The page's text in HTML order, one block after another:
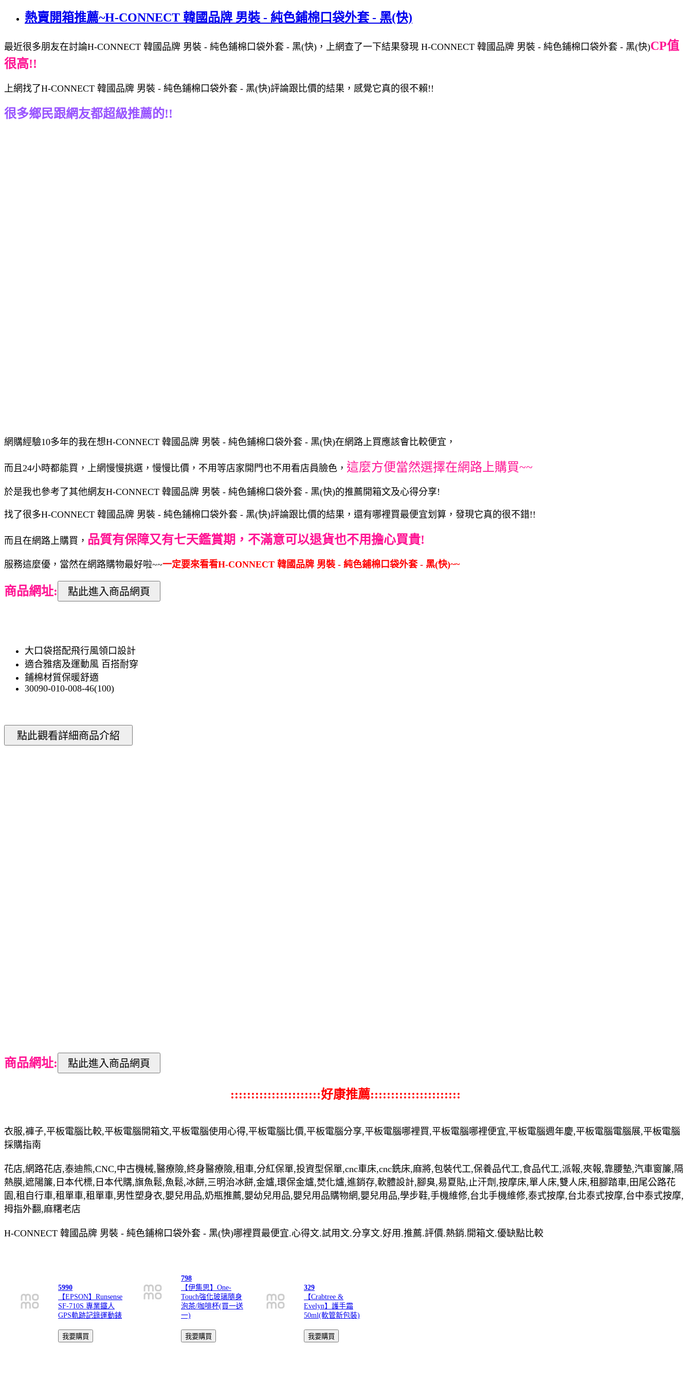
熱賣開箱推薦~H-CONNECT 韓國品牌 男裝 - 純色鋪棉口袋外套 - 黑(快)
最近很多朋友在討論H-CONNECT 韓國品牌 男裝 - 純色鋪棉口袋外套 - 黑(快)，上網查了一下結果發現 H-CONNECT 韓國品牌 男裝 - 純色鋪棉口袋外套 - 黑(快)CP值
很高!!
上網找了H-CONNECT 韓國品牌 男裝 - 純色鋪棉口袋外套 - 黑(快)評論跟比價的結果，感覺它真的很不賴!!
很多鄉民跟網友都超級推薦的!!
網購經驗10多年的我在想H-CONNECT 韓國品牌 男裝 - 純色鋪棉口袋外套 - 黑(快)在網路上買應該會比較便宜，
而且24小時都能買，上網慢慢挑選，慢慢比價，不用等店家開門也不用看店員臉色， 這麼方便當然選擇在網路上購買~~
於是我也參考了其他網友H-CONNECT 韓國品牌 男裝 - 純色鋪棉口袋外套 - 黑(快)的推薦開箱文及心得分享!
找了很多H-CONNECT 韓國品牌 男裝 - 純色鋪棉口袋外套 - 黑(快)評論跟比價的結果，還有哪裡買最便宜划算，發現它真的很不錯!!
而且在網路上購買， 品質有保障又有七天鑑賞期，不滿意可以退貨也不用擔心買貴!
服務這麼優，當然在網路購物最好啦~~一定要來看看H-CONNECT 韓國品牌 男裝 - 純色鋪棉口袋外套 - 黑(快)~~
商品網址:
大口袋搭配飛行風領口設計
適合雅痞及運動風 百搭耐穿
鋪棉材質保暖舒適
30090-010-008-46(100)
商品網址:
::::::::::::::::::::::好康推薦::::::::::::::::::::::
衣服,褲子,平板電腦比較,平板電腦開箱文,平板電腦使用心得,平板電腦比價,平板電腦分享,平板電腦哪裡買,平板電腦哪裡便宜,平板電腦週年慶,平板電腦電腦展,平板電腦
採購指南
花店,網路花店,泰迪熊,CNC,中古機械,醫療險,終身醫療險,租車,分紅保單,投資型保單,cnc車床,cnc銑床,麻將,包裝代工,保養品代工,食品代工,派報,夾報,靠腰墊,汽車窗簾,隔
熱膜,遮陽簾,日本代標,日本代購,旗魚鬆,魚鬆,冰餅,三明治冰餅,金爐,環保金爐,焚化爐,進銷存,軟體設計,腳臭,易夏貼,止汗劑,按摩床,單人床,雙人床,租腳踏車,田尾公路花
園,租自行車,租單車,租單車,男性塑身衣,嬰兒用品,奶瓶推薦,嬰幼兒用品,嬰兒用品購物網,嬰兒用品,學步鞋,手機維修,台北手機維修,泰式按摩,台北泰式按摩,台中泰式按摩,
拇指外翻,麻糬老店
H-CONNECT 韓國品牌 男裝 - 純色鋪棉口袋外套 - 黑(快)哪裡買最便宜.心得文.試用文.分享文.好用.推薦.評價.熱銷.開箱文.優缺點比較
5990
【EPSON】Runsense
SF-710S 專業鐵人
GPS軌跡記錄運動錶
798
【伊集思】One-
Touch強化玻璃隨身
泡茶/咖啡杯(買一送
一)
329
【Crabtree &
Evelyn】護手霜
50ml(軟管新包裝)